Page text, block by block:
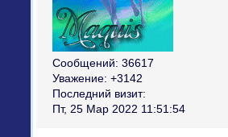
Сообщений: 36617
Уважение: +3142
Последний визит:
Пт, 25 Мар 2022 11:51:54